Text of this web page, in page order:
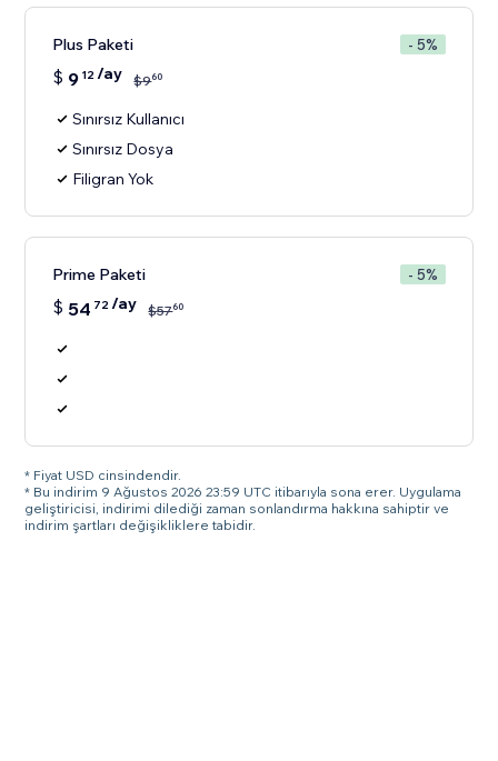
Plus Paketi - 5%
$ 9 12/ay $960
Sınırsız Kullanıcı
Sınırsız Dosya
Filigran Yok
Prime Paketi - 5%
$ 54 72/ay $5760
* Fiyat USD cinsindendir.
* Bu indirim 9 Ağustos 2026 23:59 UTC itibarıyla sona erer. Uygulama
geliştiricisi, indirimi dilediği zaman sonlandırma hakkına sahiptir ve
indirim şartları değişikliklere tabidir.